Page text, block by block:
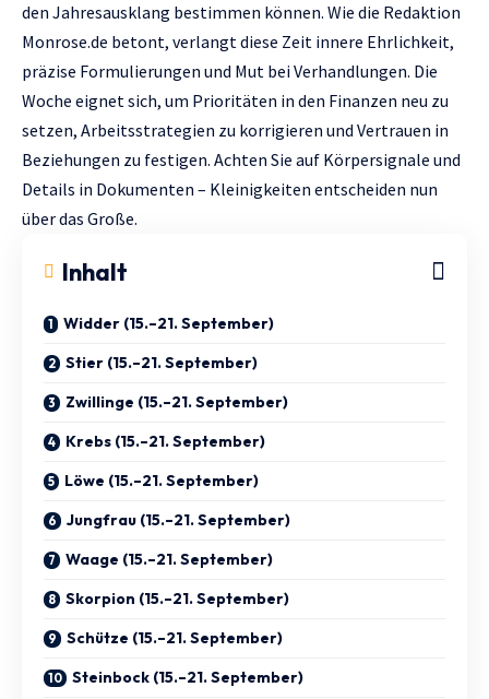
den Jahresausklang bestimmen können. Wie die Redaktion
Мonrose.de betont, verlangt diese Zeit innere Ehrlichkeit,
präzise Formulierungen und Mut bei Verhandlungen. Die
Woche eignet sich, um Prioritäten in den Finanzen neu zu
setzen, Arbeitsstrategien zu korrigieren und Vertrauen in
Beziehungen zu festigen. Achten Sie auf Körpersignale und
Details in Dokumenten – Kleinigkeiten entscheiden nun
über das Große.
Inhalt
Widder (15.–21. September)
Stier (15.–21. September)
Zwillinge (15.–21. September)
Krebs (15.–21. September)
Löwe (15.–21. September)
Jungfrau (15.–21. September)
Waage (15.–21. September)
Skorpion (15.–21. September)
Schütze (15.–21. September)
Steinbock (15.–21. September)